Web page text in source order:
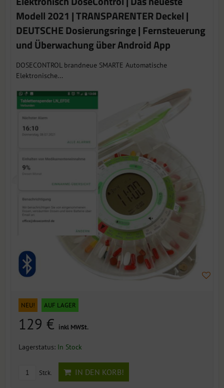
Modell 2021 | TRANSPARENTER Deckel |
DEUTSCHE Dosierungsringe | Fernsteuerung
und Überwachung über Android App
DOSECONTROL brandneue SMARTE Automatische
Elektronische...
NEU! AUF LAGER
129 € inkl MWSt.
Lagerstatus: In Stock
Stck. IN DEN KORB!